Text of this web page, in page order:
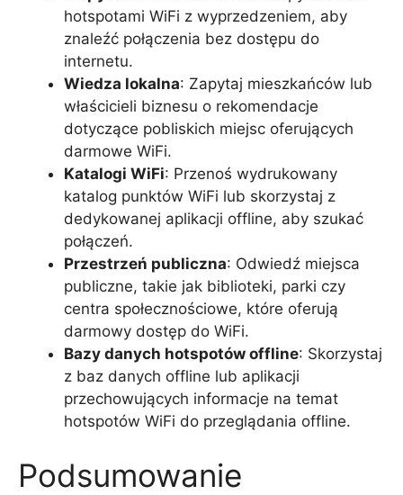
hotspotami WiFi z wyprzedzeniem, aby
znaleźć połączenia bez dostępu do
internetu.
Wiedza lokalna: Zapytaj mieszkańców lub
właścicieli biznesu o rekomendacje
dotyczące pobliskich miejsc oferujących
darmowe WiFi.
Katalogi WiFi: Przenoś wydrukowany
katalog punktów WiFi lub skorzystaj z
dedykowanej aplikacji offline, aby szukać
połączeń.
Przestrzeń publiczna: Odwiedź miejsca
publiczne, takie jak biblioteki, parki czy
centra społecznościowe, które oferują
darmowy dostęp do WiFi.
Bazy danych hotspotów offline: Skorzystaj
z baz danych offline lub aplikacji
przechowujących informacje na temat
hotspotów WiFi do przeglądania offline.
Podsumowanie